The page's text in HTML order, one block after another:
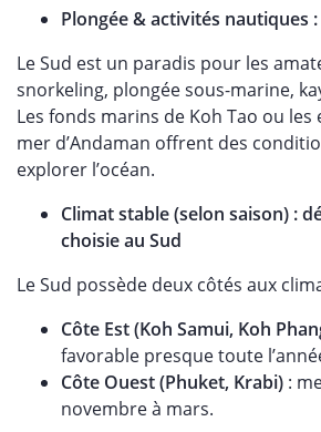
Plongée & activités nautiques :
Le Sud est un paradis pour les
snorkeling, plongée sous-marine,
Les fonds marins de Koh Tao ou les
mer d’Andaman offrent des
explorer l’océan.
Climat stable (selon saison) :
choisie au Sud
Le Sud possède deux côtés aux
Côte Est (Koh Samui, Koh
favorable presque toute
Côte Ouest (Phuket, Krabi) :
novembre à mars.